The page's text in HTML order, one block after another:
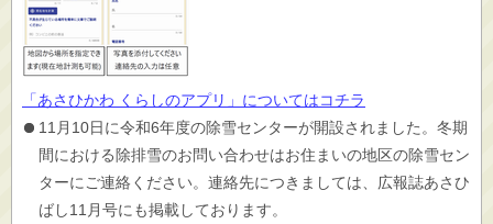
「あさひかわ くらしのアプリ」についてはコチラ
11月10日に令和6年度の除雪センターが開設されました。冬期
間における除排雪のお問い合わせはお住まいの地区の除雪セン
ターにご連絡ください。連絡先につきましては、広報誌あさひ
ばし11月号にも掲載しております。